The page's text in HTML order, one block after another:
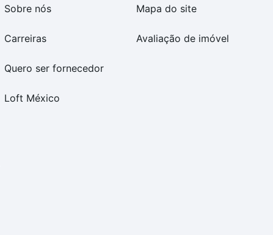
Sobre nós
Carreiras
Quero ser fornecedor
Loft México
Mapa do site
Avaliação de imóvel